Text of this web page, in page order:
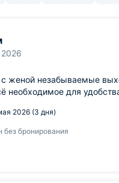
с женой незабываемые
необходимое для
2026 (3 дня)
без бронирования